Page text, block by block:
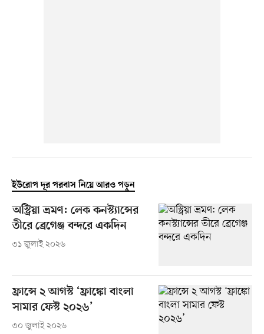
ইউরোপ দূর পরবাস নিয়ে আরও পড়ুন
অস্ট্রিয়া ভ্রমণ: লেক কনস্ট্যান্সের
তীরে ব্রেগেঞ্জ বন্দরে একদিন
৩১ জুলাই ২০২৬
ফ্রান্সে ২ আগস্ট ‘ফ্রাঙ্কো বাংলা
সামার ফেস্ট ২০২৬’
৩০ জুলাই ২০২৬